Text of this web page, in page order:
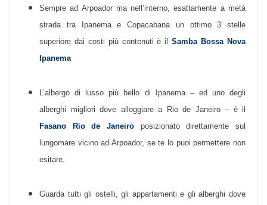
Sempre ad Arpoador ma nell’interno, esattamente a metà
strada tra Ipanema e Copacabana un ottimo 3 stelle
superiore dai costi più contenuti è ilSamba Bossa Nova
Ipanema
L’albergo di lusso più bello di Ipanema – ed uno degli
alberghi migliori dove alloggiare a Rio de Janeiro – èil
Fasano Rio de Janeiro posizionato direttamente sul
lungomare vicino ad Arpoador, se te lo puoi permettere non
esitare.
Guarda tutti gli ostelli, gli appartamenti e gli alberghi dove